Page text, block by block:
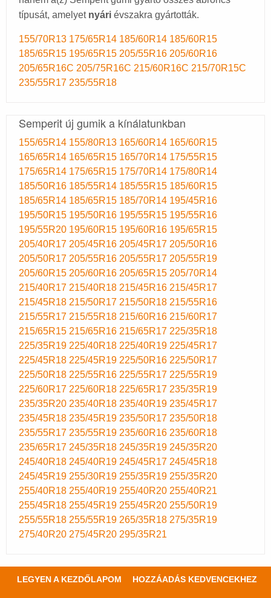
típusát, amelyet nyári évszakra gyártották.
155/70R13 175/65R14 185/60R14 185/60R15
185/65R15 195/65R15 205/55R16 205/60R16
205/65R16C 205/75R16C 215/60R16C 215/70R15C
235/55R17 235/55R18
Semperit új gumik a kínálatunkban
155/65R14 155/80R13 165/60R14 165/60R15
165/65R14 165/65R15 165/70R14 175/55R15
175/65R14 175/65R15 175/70R14 175/80R14
185/50R16 185/55R14 185/55R15 185/60R15
185/65R14 185/65R15 185/70R14 195/45R16
195/50R15 195/50R16 195/55R15 195/55R16
195/55R20 195/60R15 195/60R16 195/65R15
205/40R17 205/45R16 205/45R17 205/50R16
205/50R17 205/55R16 205/55R17 205/55R19
205/60R15 205/60R16 205/65R15 205/70R14
215/40R17 215/40R18 215/45R16 215/45R17
215/45R18 215/50R17 215/50R18 215/55R16
215/55R17 215/55R18 215/60R16 215/60R17
215/65R15 215/65R16 215/65R17 225/35R18
225/35R19 225/40R18 225/40R19 225/45R17
225/45R18 225/45R19 225/50R16 225/50R17
225/50R18 225/55R16 225/55R17 225/55R19
225/60R17 225/60R18 225/65R17 235/35R19
235/35R20 235/40R18 235/40R19 235/45R17
235/45R18 235/45R19 235/50R17 235/50R18
235/55R17 235/55R19 235/60R16 235/60R18
235/65R17 245/35R18 245/35R19 245/35R20
245/40R18 245/40R19 245/45R17 245/45R18
245/45R19 255/30R19 255/35R19 255/35R20
255/40R18 255/40R19 255/40R20 255/40R21
255/45R18 255/45R19 255/45R20 255/50R19
255/55R18 255/55R19 265/35R18 275/35R19
275/40R20 275/45R20 295/35R21
LEGYEN A KEZDŐLAPOM HOZZÁADÁS KEDVENCEKHEZ